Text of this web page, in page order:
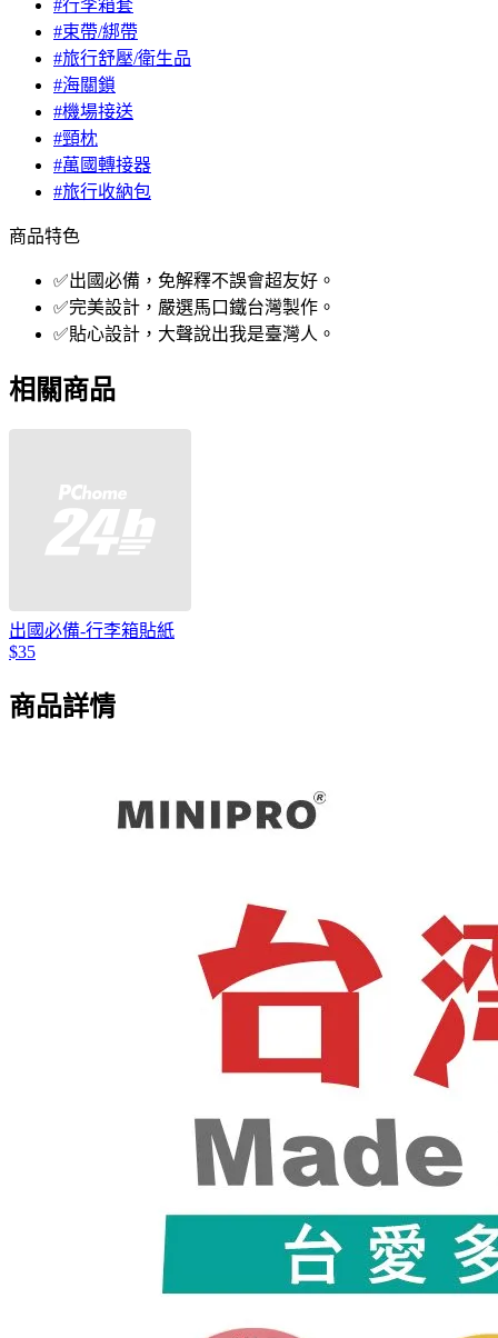
#行李箱套
#束帶/綁帶
#旅行舒壓/衛生品
#海關鎖
#機場接送
#頸枕
#萬國轉接器
#旅行收納包
商品特色
✅出國必備，免解釋不誤會超友好。
✅完美設計，嚴選馬口鐵台灣製作。
✅貼心設計，大聲說出我是臺灣人。
相關商品
出國必備-行李箱貼紙
$35
商品詳情